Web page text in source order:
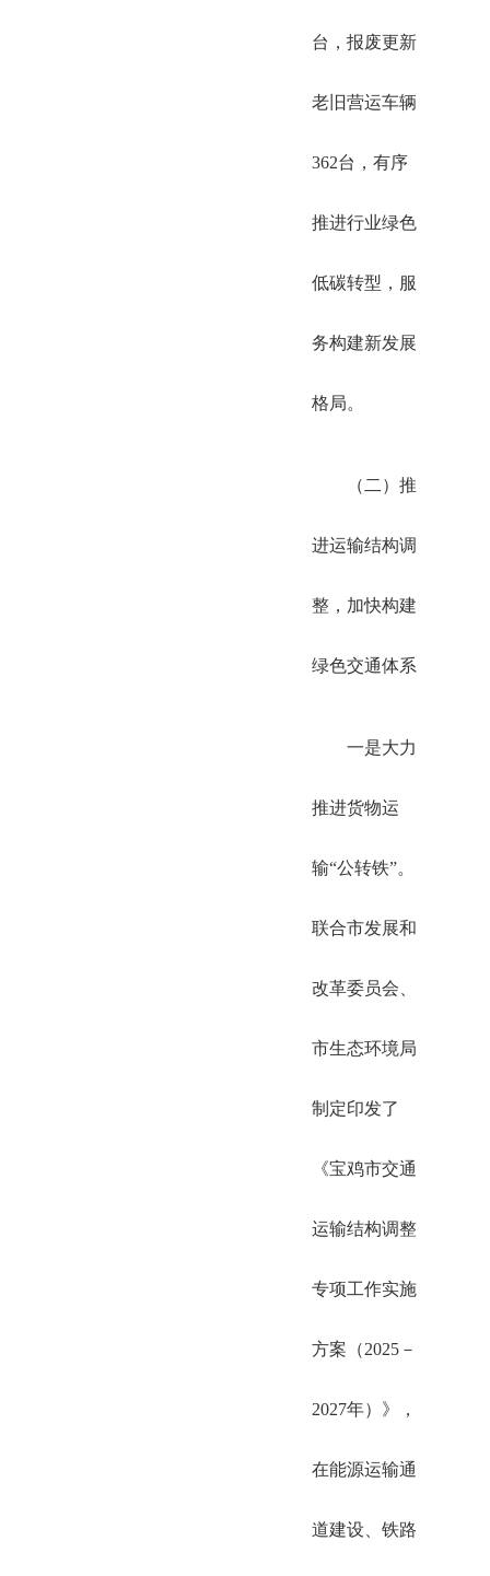
台，报废更新
老旧营运车辆
362台，有序
推进行业绿色
低碳转型，服
务构建新发展
格局。
（二）推
进运输结构调
整，加快构建
绿色交通体系
一是大力
推进货物运
输“公转铁”。
联合市发展和
改革委员会、
市生态环境局
制定印发了
《宝鸡市交通
运输结构调整
专项工作实施
方案（2025－
2027年）》，
在能源运输通
道建设、铁路